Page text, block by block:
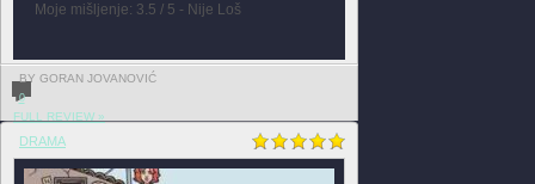
Moje mišljenje: 3.5 / 5 - Nije Loš
BY GORAN JOVANOVIĆ
0
FULL REVIEW »
DRAMA